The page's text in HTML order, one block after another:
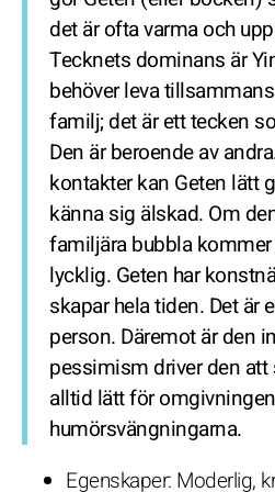
det är ofta varma och
Tecknets dominans är
behöver leva
familj; det är ett tecken
Den är beroende av
kontakter kan Geten lätt
känna sig älskad. Om
familjära bubbla
lycklig. Geten har
skapar hela tiden. Det
person. Däremot är den
pessimism driver den att
alltid lätt för
humörsvängningarna.
Egenskaper: Moderlig,